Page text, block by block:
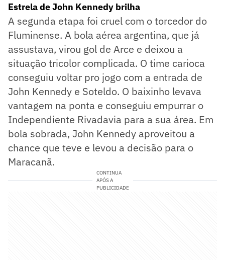
Estrela de John Kennedy brilha
A segunda etapa foi cruel com o torcedor do
Fluminense. A bola aérea argentina, que já
assustava, virou gol de Arce e deixou a
situação tricolor complicada. O time carioca
conseguiu voltar pro jogo com a entrada de
John Kennedy e Soteldo. O baixinho levava
vantagem na ponta e conseguiu empurrar o
Independiente Rivadavia para a sua área. Em
bola sobrada, John Kennedy aproveitou a
chance que teve e levou a decisão para o
Maracanã.
CONTINUA
APÓS A
PUBLICIDADE